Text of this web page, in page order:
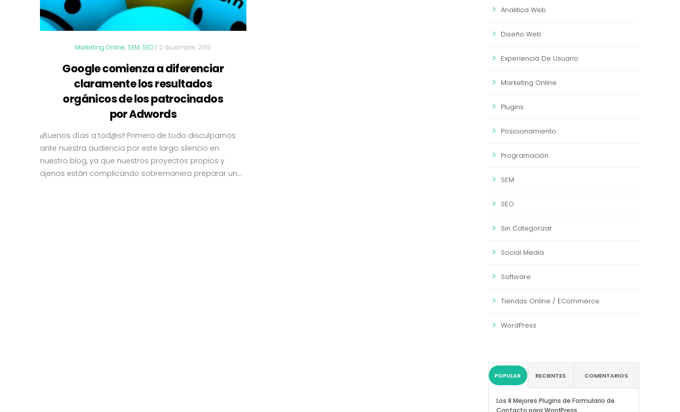
Marketing Online, SEM, SEO | 2 diciembre, 2013
Google comienza a diferenciar
claramente los resultados
orgánicos de los patrocinados
por Adwords
¡¡Buenos días a tod@s!! Primero de todo disculparnos
ante nuestra audiencia por este largo silencio en
nuestro blog, ya que nuestros proyectos propios y
ajenos están complicando sobremanera preparar un...
Analitica Web
Diseño Web
Experiencia De Usuario
Marketing Online
Plugins
Posicionamiento
Programación
SEM
SEO
Sin Categorizar
Social Media
Software
Tiendas Online / ECommerce
WordPress
POPULAR RECIENTES COMENTARIOS
Los 8 Mejores Plugins de Formulario de
Contacto para WordPress